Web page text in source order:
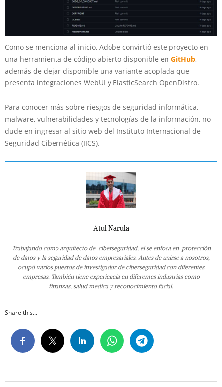
Como se menciona al inicio, Adobe convirtió este proyecto en
una herramienta de código abierto disponible en GitHub,
además de dejar disponible una variante acoplada que
presenta integraciones WebUI y ElasticSearch OpenDistro.
Para conocer más sobre riesgos de seguridad informática,
malware, vulnerabilidades y tecnologías de la información, no
dude en ingresar al sitio web del Instituto Internacional de
Seguridad Cibernética (IICS).
Atul Narula
Trabajando como arquitecto de ciberseguridad, el se enfoca en protección
de datos y la seguridad de datos empresariales. Antes de unirse a nosotros,
ocupó varios puestos de investigador de ciberseguridad con diferentes
empresas. También tiene experiencia en diferentes industrias como
finanzas, salud medica y reconocimiento facial.
Share this...